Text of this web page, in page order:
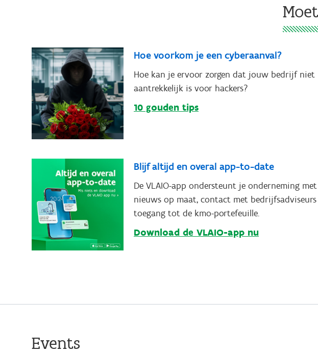
Hoe voorkom je een cyberaanval?
Hoe kan je ervoor zorgen dat jouw bedrijf niet
aantrekkelijk is voor hackers?
10 gouden tips
Blijf altijd en overal app-to-date
De VLAIO-app ondersteunt je onderneming met
nieuws op maat, contact met bedrijfsadviseurs
toegang tot de kmo-portefeuille.
Download de VLAIO-app nu
Events